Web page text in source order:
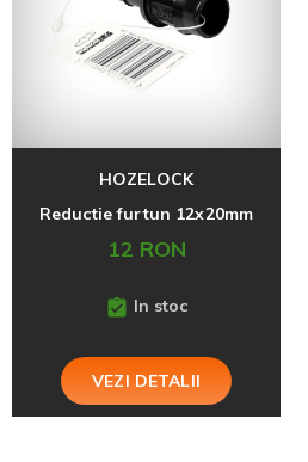
HOZELOCK
Reductie furtun 12x20mm
12 RON
In stoc
VEZI DETALII